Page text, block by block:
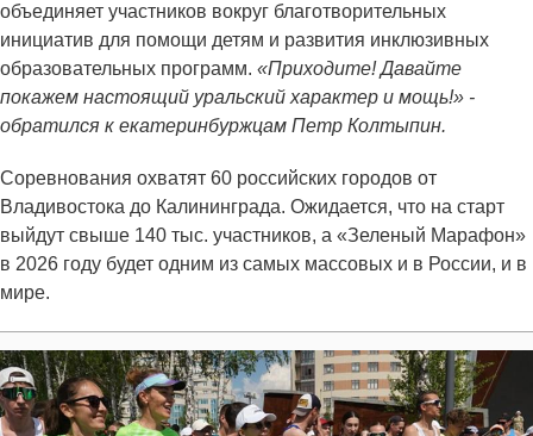
объединяет участников вокруг благотворительных
инициатив для помощи детям и развития инклюзивных
образовательных программ. «Приходите! Давайте
покажем настоящий уральский характер и мощь!» -
обратился к екатеринбуржцам Петр Колтыпин.
Соревнования охватят 60 российских городов от
Владивостока до Калининграда. Ожидается, что на старт
выйдут свыше 140 тыс. участников, а «Зеленый Марафон»
в 2026 году будет одним из самых массовых и в России, и в
мире.